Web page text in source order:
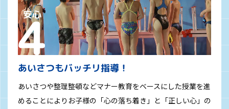
あいさつもバッチリ指導！
あいさつや整理整頓などマナー教育をベースにした授業を進
めることによりお子様の「心の落ち着き」と「正しい心」の